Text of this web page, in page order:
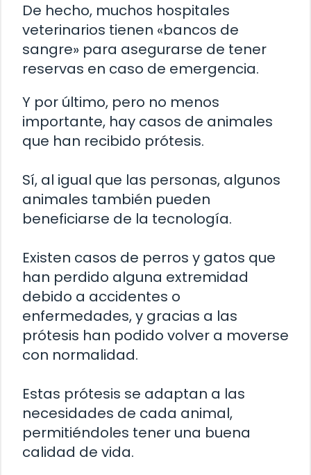
De hecho, muchos hospitales
veterinarios tienen «bancos de
sangre» para asegurarse de tener
reservas en caso de emergencia.
Y por último, pero no menos
importante, hay casos de animales
que han recibido prótesis.
Sí, al igual que las personas, algunos
animales también pueden
beneficiarse de la tecnología.
Existen casos de perros y gatos que
han perdido alguna extremidad
debido a accidentes o
enfermedades, y gracias a las
prótesis han podido volver a moverse
con normalidad.
Estas prótesis se adaptan a las
necesidades de cada animal,
permitiéndoles tener una buena
calidad de vida.